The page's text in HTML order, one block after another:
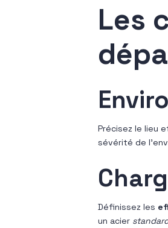
Les
Précisez le lieu
sévérité de
Définissez les
un acier